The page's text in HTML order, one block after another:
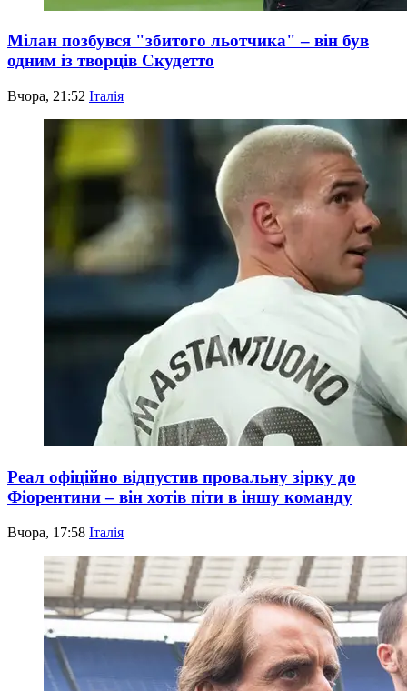
Мілан позбувся "збитого льотчика" – він був
одним із творців Скудетто
Вчора, 21:52 Італія
Реал офіційно відпустив провальну зірку до
Фіорентини – він хотів піти в іншу команду
Вчора, 17:58 Італія